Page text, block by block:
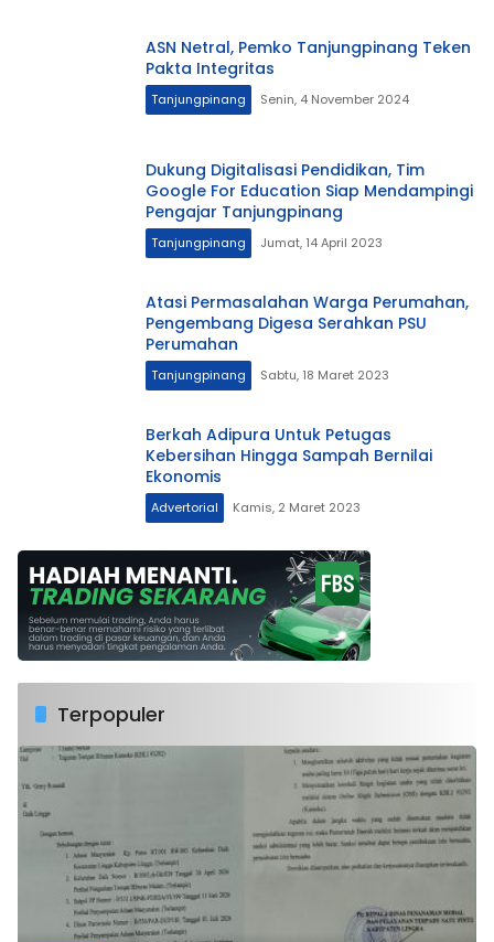
ASN Netral, Pemko Tanjungpinang Teken
Pakta Integritas
Tanjungpinang Senin, 4 November 2024
Dukung Digitalisasi Pendidikan, Tim
Google For Education Siap Mendampingi
Pengajar Tanjungpinang
Tanjungpinang Jumat, 14 April 2023
Atasi Permasalahan Warga Perumahan,
Pengembang Digesa Serahkan PSU
Perumahan
Tanjungpinang Sabtu, 18 Maret 2023
Berkah Adipura Untuk Petugas
Kebersihan Hingga Sampah Bernilai
Ekonomis
Advertorial Kamis, 2 Maret 2023
Terpopuler